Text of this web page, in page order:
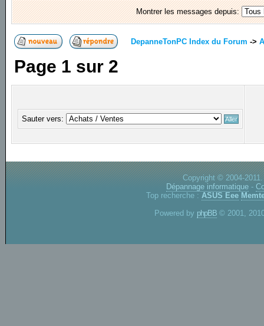
Montrer les messages depuis:
DepanneTonPC Index du Forum ->
Page 1 sur 2
Sauter vers:
Copyright © 2004-
Dépannage informatique -
Top recherche : ASUS Eee
Powered by phpBB © 2001,